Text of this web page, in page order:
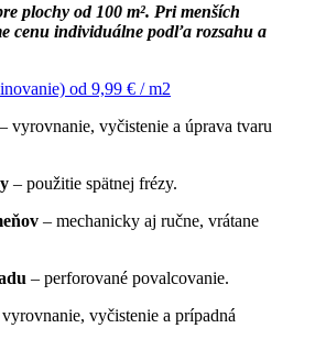
plochy od 100 m². Pri menších
cenu individuálne podľa rozsahu a
od 9,99 € / m2
– vyrovnanie, vyčistenie a úprava tvaru
– použitie spätnej frézy.
– mechanicky aj ručne, vrátane
– perforované povalcovanie.
vyčistenie a prípadná